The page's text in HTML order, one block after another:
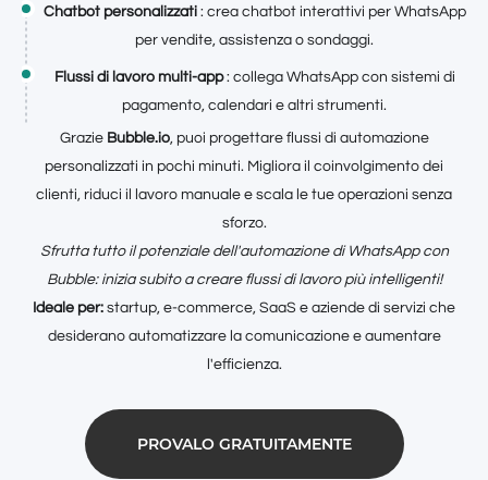
Chatbot personalizzati: crea chatbot interattivi per WhatsApp
per vendite, assistenza o sondaggi.
Flussi di lavoro multi-app: collega WhatsApp con sistemi di
pagamento, calendari e altri strumenti.
Grazie Bubble.io, puoi progettare flussi di automazione
personalizzati in pochi minuti. Migliora il coinvolgimento dei
clienti, riduci il lavoro manuale e scala le tue operazioni senza
sforzo.
Sfrutta tutto il potenziale dell'automazione di WhatsApp con
Bubble: inizia subito a creare flussi di lavoro più intelligenti!
Ideale per: startup, e-commerce, SaaS e aziende di servizi che
desiderano automatizzare la comunicazione e aumentare
l'efficienza.
PROVALO GRATUITAMENTE